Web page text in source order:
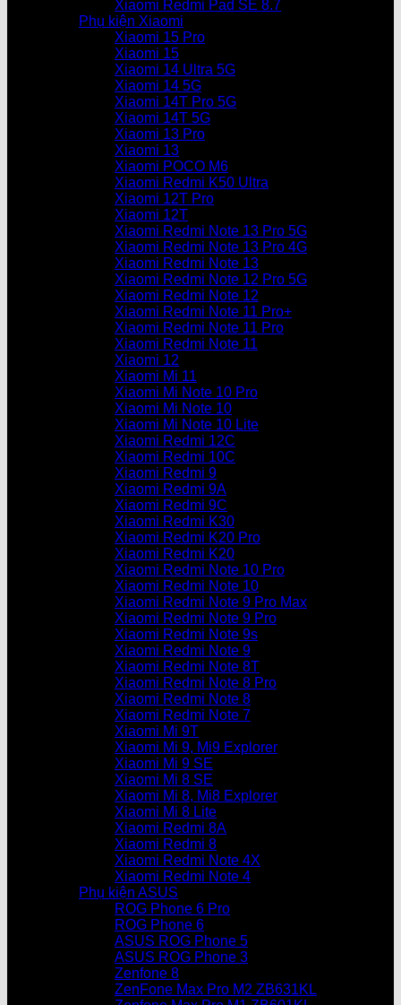
Xiaomi Redmi Pad SE 8.7
Phụ kiện Xiaomi
Xiaomi 15 Pro
Xiaomi 15
Xiaomi 14 Ultra 5G
Xiaomi 14 5G
Xiaomi 14T Pro 5G
Xiaomi 14T 5G
Xiaomi 13 Pro
Xiaomi 13
Xiaomi POCO M6
Xiaomi Redmi K50 Ultra
Xiaomi 12T Pro
Xiaomi 12T
Xiaomi Redmi Note 13 Pro 5G
Xiaomi Redmi Note 13 Pro 4G
Xiaomi Redmi Note 13
Xiaomi Redmi Note 12 Pro 5G
Xiaomi Redmi Note 12
Xiaomi Redmi Note 11 Pro+
Xiaomi Redmi Note 11 Pro
Xiaomi Redmi Note 11
Xiaomi 12
Xiaomi Mi 11
Xiaomi Mi Note 10 Pro
Xiaomi Mi Note 10
Xiaomi Mi Note 10 Lite
Xiaomi Redmi 12C
Xiaomi Redmi 10C
Xiaomi Redmi 9
Xiaomi Redmi 9A
Xiaomi Redmi 9C
Xiaomi Redmi K30
Xiaomi Redmi K20 Pro
Xiaomi Redmi K20
Xiaomi Redmi Note 10 Pro
Xiaomi Redmi Note 10
Xiaomi Redmi Note 9 Pro Max
Xiaomi Redmi Note 9 Pro
Xiaomi Redmi Note 9s
Xiaomi Redmi Note 9
Xiaomi Redmi Note 8T
Xiaomi Redmi Note 8 Pro
Xiaomi Redmi Note 8
Xiaomi Redmi Note 7
Xiaomi Mi 9T
Xiaomi Mi 9, Mi9 Explorer
Xiaomi Mi 9 SE
Xiaomi Mi 8 SE
Xiaomi Mi 8, Mi8 Explorer
Xiaomi Mi 8 Lite
Xiaomi Redmi 8A
Xiaomi Redmi 8
Xiaomi Redmi Note 4X
Xiaomi Redmi Note 4
Phụ kiện ASUS
ROG Phone 6 Pro
ROG Phone 6
ASUS ROG Phone 5
ASUS ROG Phone 3
Zenfone 8
ZenFone Max Pro M2 ZB631KL